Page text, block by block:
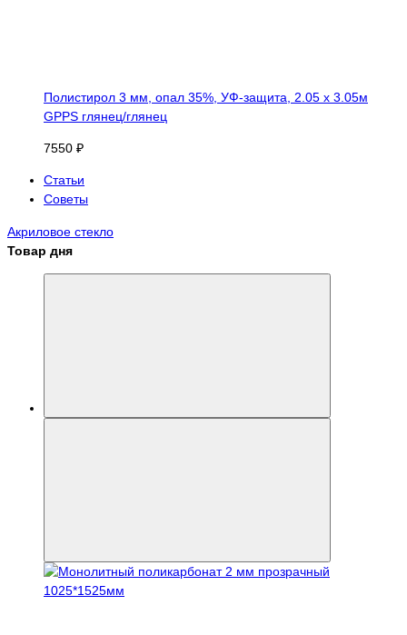
Полистирол 3 мм, опал 35%, УФ-защита, 2.05 х 3.05м
GPPS глянец/глянец
7550 ₽
Статьи
Советы
Акриловое стекло
Товар дня